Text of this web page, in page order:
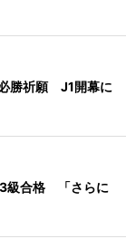
勝祈願 J1開幕に
3級合格 「さらに